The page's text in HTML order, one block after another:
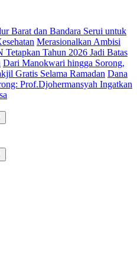
Barat dan Bandara Serui untuk
Merasionalkan Ambisi
Tetapkan Tahun 2026 Jadi Batas
Dari Manokwari hingga Sorong,
Gratis Selama Ramadan Dana
Prof.Djohermansyah Ingatkan